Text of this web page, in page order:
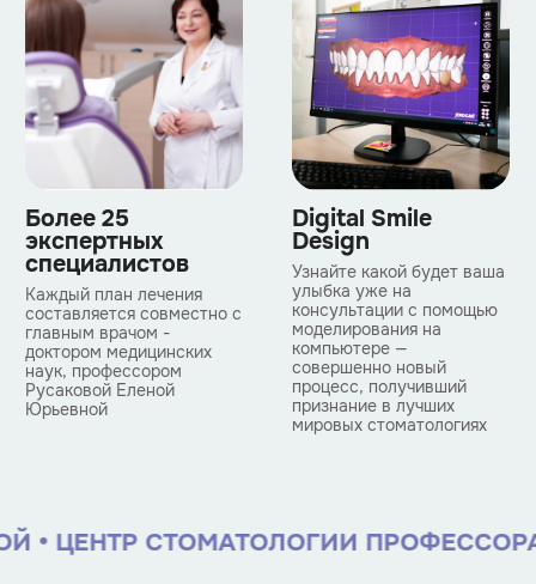
Более 25
экспертных
специалистов
Каждый план лечения
составляется совместно с
главным врачом -
доктором медицинских
наук, профессором
Русаковой Еленой
Юрьевной
Digital Smile
Design
Узнайте какой будет ваша
улыбка уже на
консультации с помощью
моделирования на
компьютере —
совершенно новый
процесс, получивший
признание в лучших
мировых стоматологиях